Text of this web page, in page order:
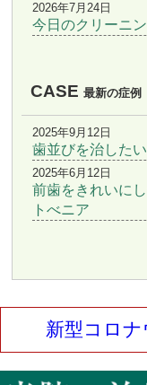
2026年7月24日
今日のクリーニ
CASE 最新の症例
2025年9月12日
歯並びを治した
2025年6月12日
前歯をきれいに
トべニア
新型コロ